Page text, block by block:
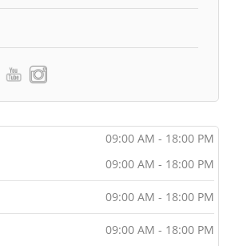
09:00 AM - 18:00 PM
09:00 AM - 18:00 PM
09:00 AM - 18:00 PM
09:00 AM - 18:00 PM